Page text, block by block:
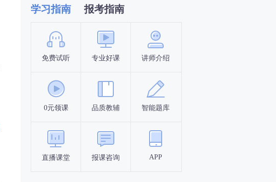
学习指南 报考指南
免费试听 专业好课 讲师介绍
0元领课 品质教辅 智能题库
直播课堂 报课咨询 APP